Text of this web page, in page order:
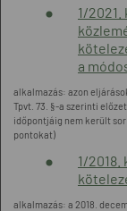
1/
a
alkalmazás: azon
Tpvt. 73. §-a szerinti
időpontjáig nem került sor
pontokat)
1/2018.
alkalmazás: a 2018.